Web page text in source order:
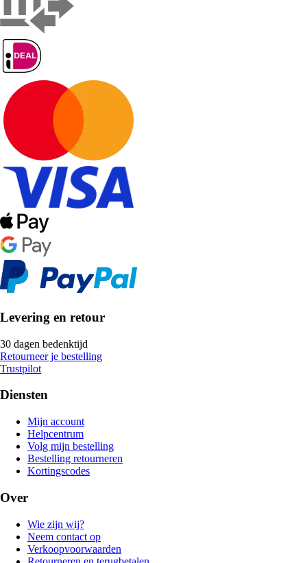
Levering en retour
30 dagen bedenktijd
Retourneer je bestelling
Trustpilot
Diensten
Mijn account
Helpcentrum
Volg mijn bestelling
Bestelling retourneren
Kortingscodes
Over
Wie zijn wij?
Neem contact op
Verkoopvoorwaarden